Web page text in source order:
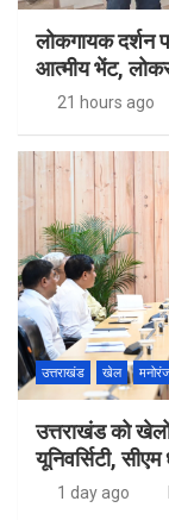
लोकगायक दर्शन
आत्मीय भेंट,
21 hours ago
उत्तराखंड खेल
उत्तराखंड को खेलों
यूनिवर्सिटी, सीएम
1 day ago